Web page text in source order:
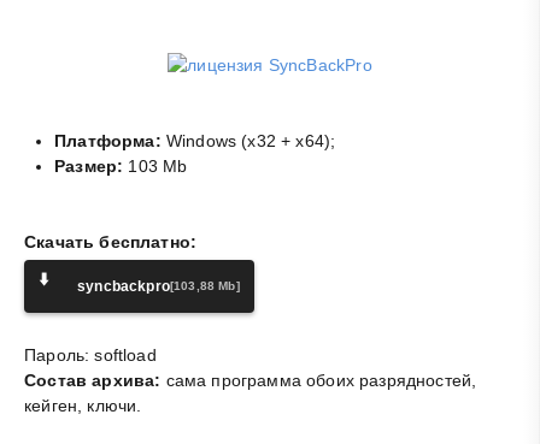
Платформа: Windows (x32 + x64);
Размер: 103 Mb
Скачать бесплатно:
⬇️
syncbackpro[103,88 Mb]
Пароль: softload
Состав архива: сама программа обоих разрядностей,
кейген, ключи.